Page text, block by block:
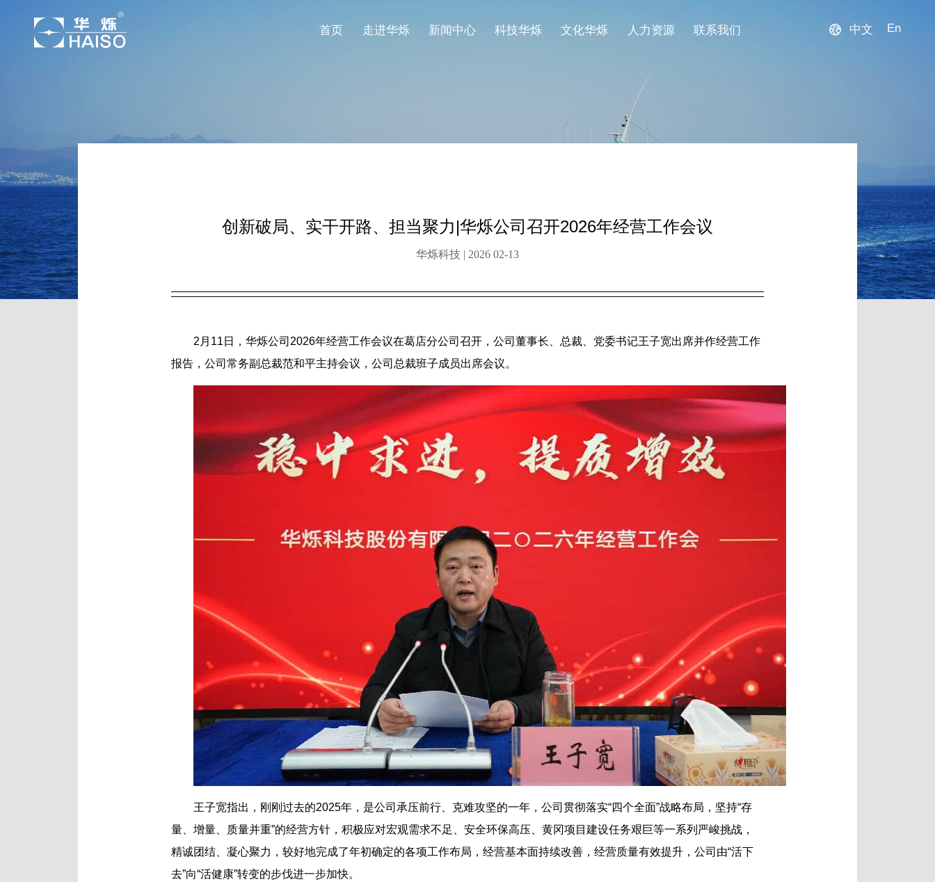
首页 走进华烁 新闻中心 科技华烁 文化华烁 人力资源 联系我们 中文 En
创新破局、实干开路、担当聚力|华烁公司召开2026年经营工作会议
华烁科技 | 2026 02-13
2月11日，华烁公司2026年经营工作会议在葛店分公司召开，公司董事长、总裁、党委书记王子宽出席并作经营工作
报告，公司常务副总裁范和平主持会议，公司总裁班子成员出席会议。
王子宽指出，刚刚过去的2025年，是公司承压前行、克难攻坚的一年，公司贯彻落实“四个全面”战略布局，坚持“存
量、增量、质量并重”的经营方针，积极应对宏观需求不足、安全环保高压、黄冈项目建设任务艰巨等一系列严峻挑战，
精诚团结、凝心聚力，较好地完成了年初确定的各项工作布局，经营基本面持续改善，经营质量有效提升，公司由“活下
去”向“活健康”转变的步伐进一步加快。